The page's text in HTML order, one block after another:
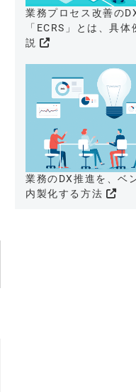
業務プロセス改善の
「ECRS」とは、具
説
業務のDX推進を、ベ
内製化する方法